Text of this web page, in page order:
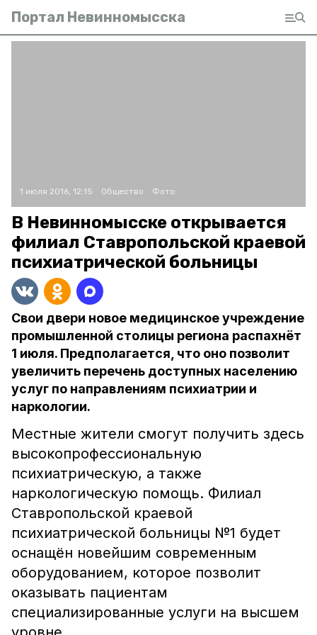
Портал Невинномысска
1 июля 2016, 12:15 Общество Фото:
В Невинномысске открывается
филиал Ставропольской краевой
психиатрической больницы
Свои двери новое медицинское учреждение
промышленной столицы региона распахнёт
1 июля. Предполагается, что оно позволит
увеличить перечень доступных населению
услуг по направлениям психиатрии и
наркологии.
Местные жители смогут получить здесь
высокопрофессиональную
психиатрическую, а также
наркологическую помощь. Филиал
Ставропольской краевой
психиатрической больницы №1 будет
оснащён новейшим современным
оборудованием, которое позволит
оказывать пациентам
специализированные услуги на высшем